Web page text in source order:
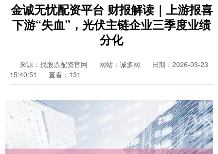
金诚无忧配资平台 财报解读｜上游报喜
下游“失血”，光伏主链企业三季度业绩
分化
来源：找股票配资官网 网站：诚多网
日期：2026-03-23
15:40:51
查看：131